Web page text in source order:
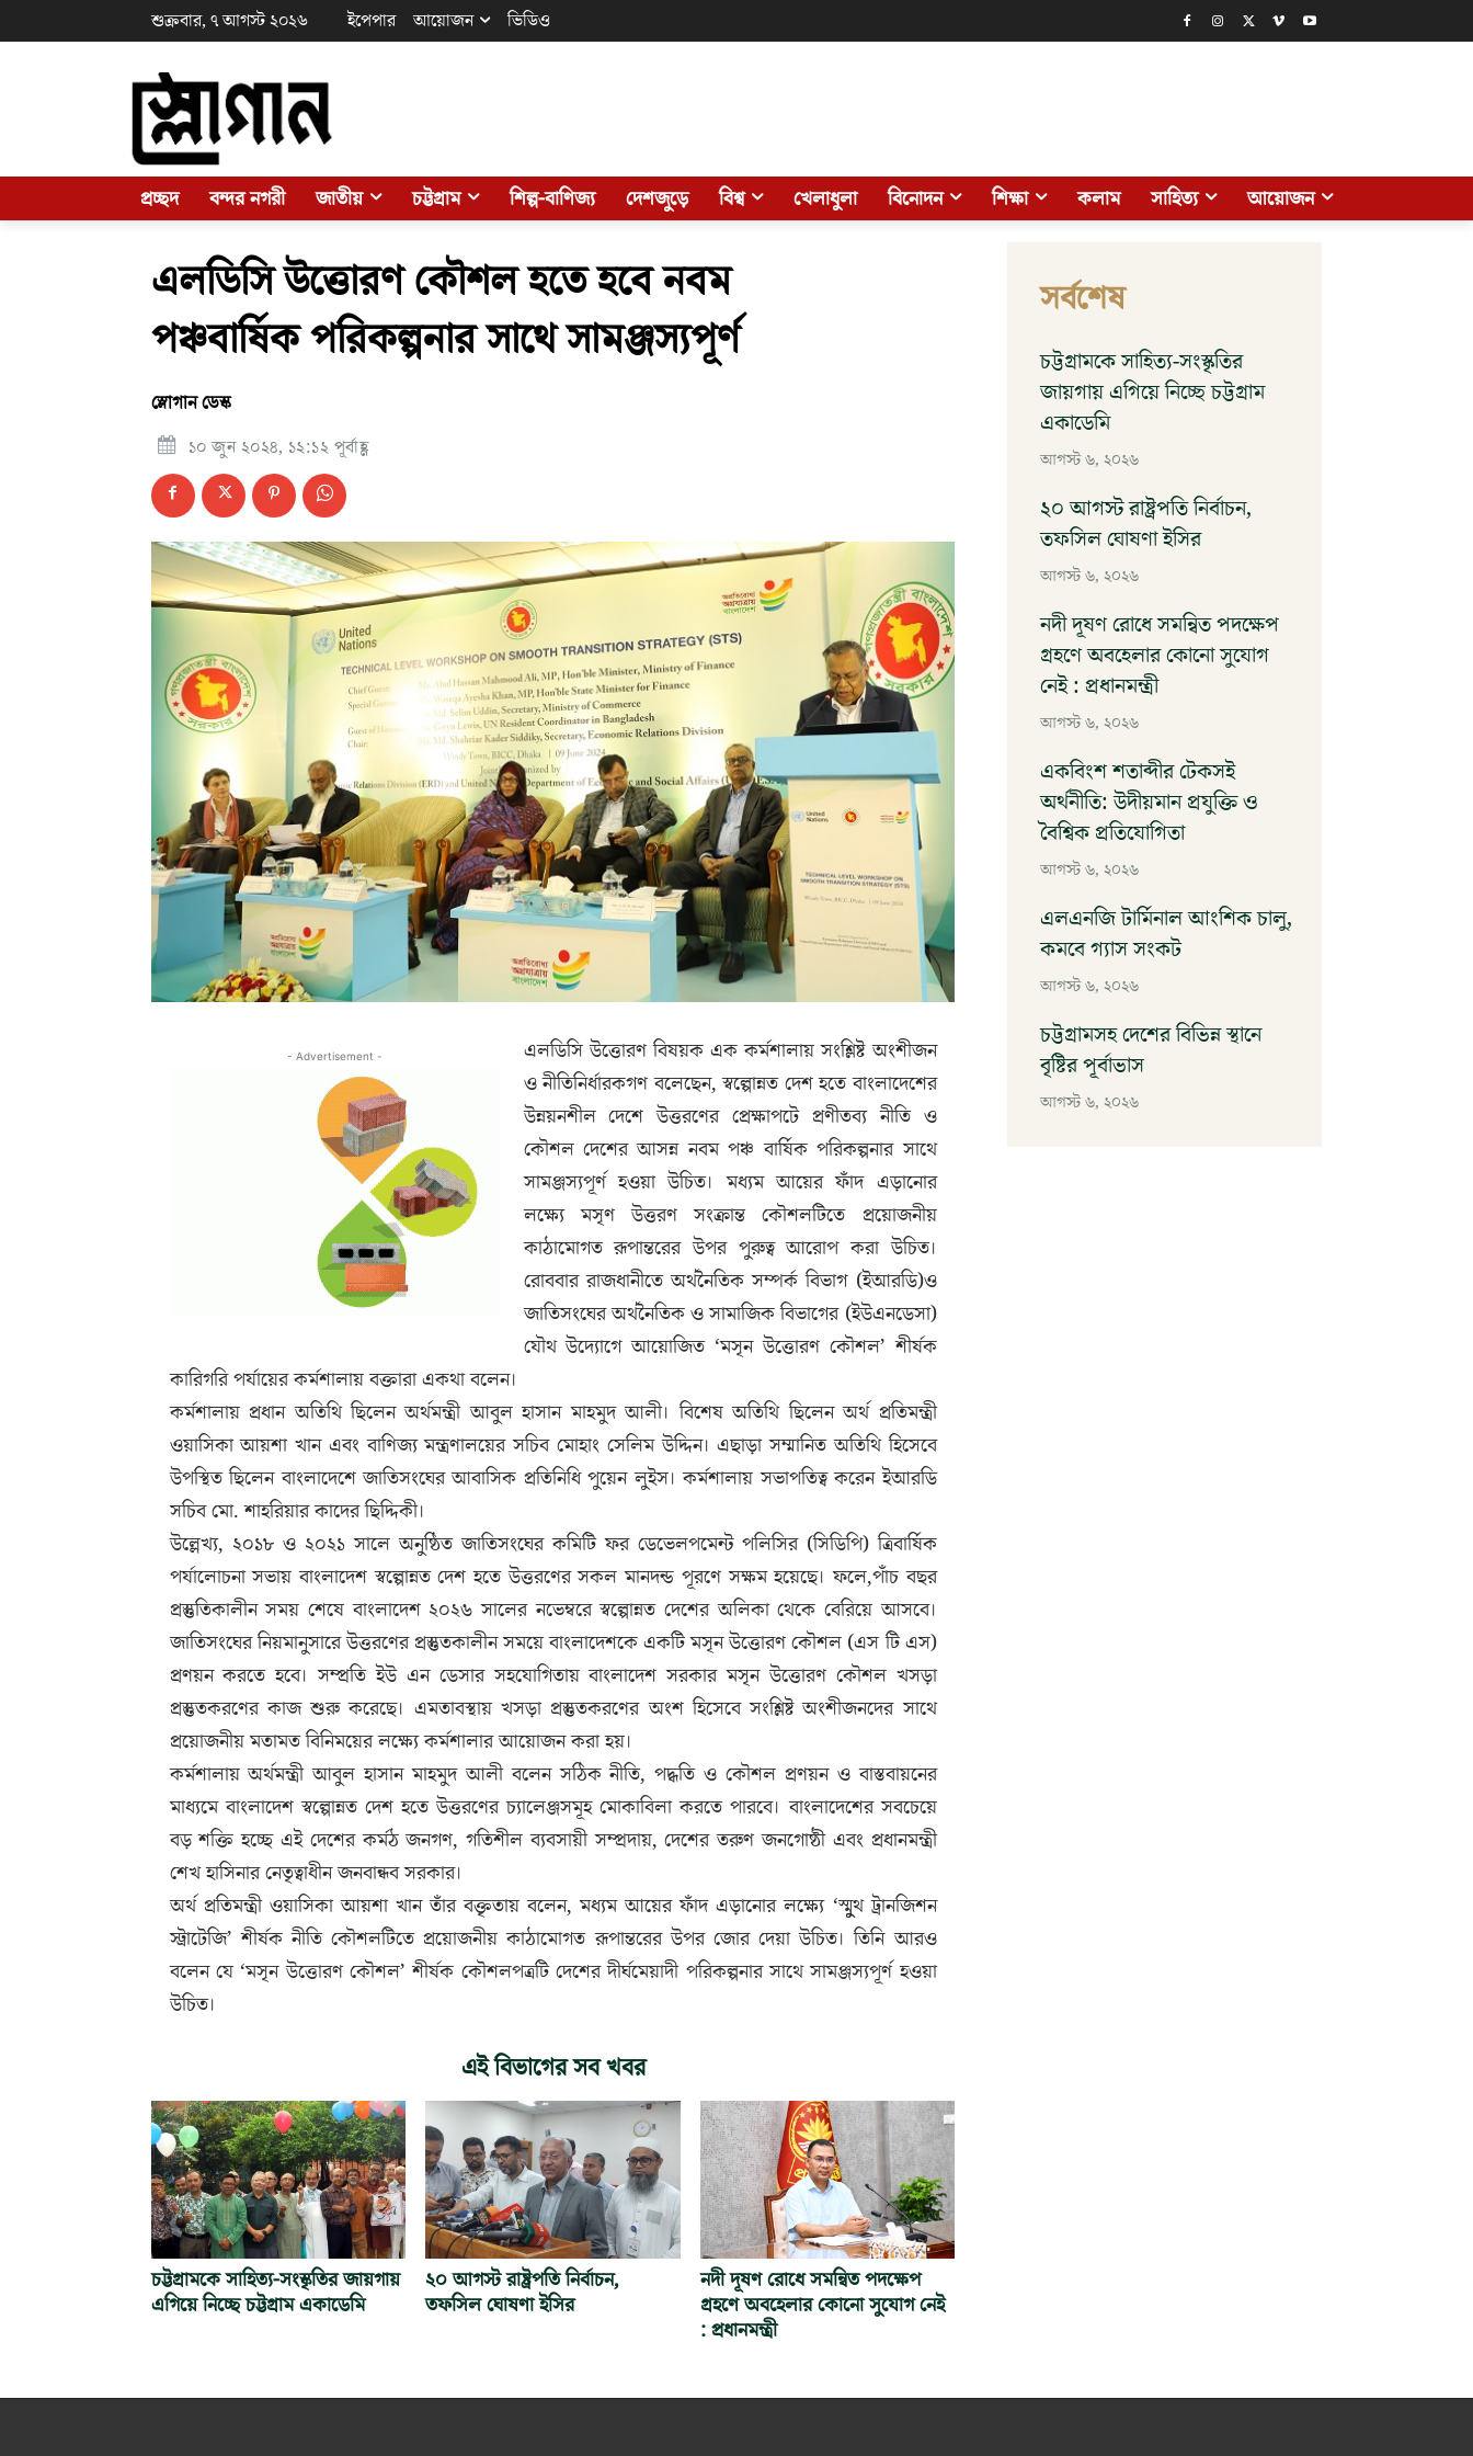
শুক্রবার, ৭ আগস্ট ২০২৬ ইপেপার আয়োজন ভিডিও
প্রচ্ছদ বন্দর নগরী জাতীয় চট্টগ্রাম শিল্প-বাণিজ্য দেশজুড়ে বিশ্ব খেলাধুলা বিনোদন শিক্ষা কলাম সাহিত্য আয়োজন
এলডিসি উত্তোরণ কৌশল হতে হবে নবম
পঞ্চবার্ষিক পরিকল্পনার সাথে সামঞ্জস্যপূর্ণ
স্লোগান ডেস্ক
১০ জুন ২০২৪, ১২:১২ পূর্বাহ্ণ
- Advertisement -
এলডিসি উত্তোরণ বিষয়ক এক কর্মশালায় সংশ্লিষ্ট অংশীজন
ও নীতিনির্ধারকগণ বলেছেন, স্বল্পোন্নত দেশ হতে বাংলাদেশের
উন্নয়নশীল দেশে উত্তরণের প্রেক্ষাপটে প্রণীতব্য নীতি ও
কৌশল দেশের আসন্ন নবম পঞ্চ বার্ষিক পরিকল্পনার সাথে
সামঞ্জস্যপূর্ণ হওয়া উচিত। মধ্যম আয়ের ফাঁদ এড়ানোর
লক্ষ্যে মসৃণ উত্তরণ সংক্রান্ত কৌশলটিতে প্রয়োজনীয়
কাঠামোগত রূপান্তরের উপর পুরুত্ব আরোপ করা উচিত।
রোববার রাজধানীতে অর্থনৈতিক সম্পর্ক বিভাগ (ইআরডি)ও
জাতিসংঘের অর্থনৈতিক ও সামাজিক বিভাগের (ইউএনডেসা)
যৌথ উদ্যোগে আয়োজিত ‘মসৃন উত্তোরণ কৌশল’ শীর্ষক
কারিগরি পর্যায়ের কর্মশালায় বক্তারা একথা বলেন।
কর্মশালায় প্রধান অতিথি ছিলেন অর্থমন্ত্রী আবুল হাসান মাহমুদ আলী। বিশেষ অতিথি ছিলেন অর্থ প্রতিমন্ত্রী
ওয়াসিকা আয়শা খান এবং বাণিজ্য মন্ত্রণালয়ের সচিব মোহাং সেলিম উদ্দিন। এছাড়া সম্মানিত অতিথি হিসেবে
উপস্থিত ছিলেন বাংলাদেশে জাতিসংঘের আবাসিক প্রতিনিধি পুয়েন লুইস। কর্মশালায় সভাপতিত্ব করেন ইআরডি
সচিব মো. শাহরিয়ার কাদের ছিদ্দিকী।
উল্লেখ্য, ২০১৮ ও ২০২১ সালে অনুষ্ঠিত জাতিসংঘের কমিটি ফর ডেভেলপমেন্ট পলিসির (সিডিপি) ত্রিবার্ষিক
পর্যালোচনা সভায় বাংলাদেশ স্বল্পোন্নত দেশ হতে উত্তরণের সকল মানদন্ড পূরণে সক্ষম হয়েছে। ফলে,পাঁচ বছর
প্রস্তুতিকালীন সময় শেষে বাংলাদেশ ২০২৬ সালের নভেম্বরে স্বল্পোন্নত দেশের অলিকা থেকে বেরিয়ে আসবে।
জাতিসংঘের নিয়মানুসারে উত্তরণের প্রস্তুতকালীন সময়ে বাংলাদেশকে একটি মসৃন উত্তোরণ কৌশল (এস টি এস)
প্রণয়ন করতে হবে। সম্প্রতি ইউ এন ডেসার সহযোগিতায় বাংলাদেশ সরকার মসৃন উত্তোরণ কৌশল খসড়া
প্রস্তুতকরণের কাজ শুরু করেছে। এমতাবস্থায় খসড়া প্রস্তুতকরণের অংশ হিসেবে সংশ্লিষ্ট অংশীজনদের সাথে
প্রয়োজনীয় মতামত বিনিময়ের লক্ষ্যে কর্মশালার আয়োজন করা হয়।
কর্মশালায় অর্থমন্ত্রী আবুল হাসান মাহমুদ আলী বলেন সঠিক নীতি, পদ্ধতি ও কৌশল প্রণয়ন ও বাস্তবায়নের
মাধ্যমে বাংলাদেশ স্বল্পোন্নত দেশ হতে উত্তরণের চ্যালেঞ্জসমূহ মোকাবিলা করতে পারবে। বাংলাদেশের সবচেয়ে
বড় শক্তি হচ্ছে এই দেশের কর্মঠ জনগণ, গতিশীল ব্যবসায়ী সম্প্রদায়, দেশের তরুণ জনগোষ্ঠী এবং প্রধানমন্ত্রী
শেখ হাসিনার নেতৃত্বাধীন জনবান্ধব সরকার।
অর্থ প্রতিমন্ত্রী ওয়াসিকা আয়শা খান তাঁর বক্তৃতায় বলেন, মধ্যম আয়ের ফাঁদ এড়ানোর লক্ষ্যে ‘স্মুুথ ট্রানজিশন
স্ট্রাটেজি’ শীর্ষক নীতি কৌশলটিতে প্রয়োজনীয় কাঠামোগত রূপান্তরের উপর জোর দেয়া উচিত। তিনি আরও
বলেন যে ‘মসৃন উত্তোরণ কৌশল’ শীর্ষক কৌশলপত্রটি দেশের দীর্ঘমেয়াদী পরিকল্পনার সাথে সামঞ্জস্যপূর্ণ হওয়া
উচিত।
এই বিভাগের সব খবর
চট্টগ্রামকে সাহিত্য-সংস্কৃতির জায়গায়
এগিয়ে নিচ্ছে চট্টগ্রাম একাডেমি
২০ আগস্ট রাষ্ট্রপতি নির্বাচন,
তফসিল ঘোষণা ইসির
নদী দূষণ রোধে সমন্বিত পদক্ষেপ
গ্রহণে অবহেলার কোনো সুযোগ নেই
: প্রধানমন্ত্রী
সর্বশেষ
চট্টগ্রামকে সাহিত্য-সংস্কৃতির
জায়গায় এগিয়ে নিচ্ছে চট্টগ্রাম
একাডেমি
আগস্ট ৬, ২০২৬
২০ আগস্ট রাষ্ট্রপতি নির্বাচন,
তফসিল ঘোষণা ইসির
আগস্ট ৬, ২০২৬
নদী দূষণ রোধে সমন্বিত পদক্ষেপ
গ্রহণে অবহেলার কোনো সুযোগ
নেই : প্রধানমন্ত্রী
আগস্ট ৬, ২০২৬
একবিংশ শতাব্দীর টেকসই
অর্থনীতি: উদীয়মান প্রযুক্তি ও
বৈশ্বিক প্রতিযোগিতা
আগস্ট ৬, ২০২৬
এলএনজি টার্মিনাল আংশিক চালু,
কমবে গ্যাস সংকট
আগস্ট ৬, ২০২৬
চট্টগ্রামসহ দেশের বিভিন্ন স্থানে
বৃষ্টির পূর্বাভাস
আগস্ট ৬, ২০২৬